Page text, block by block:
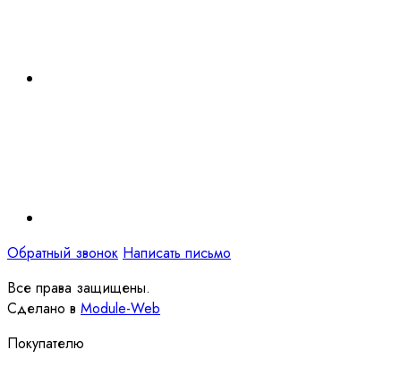
Обратный звонок Написать письмо
Все права защищены.
Сделано в Module-Web
Покупателю